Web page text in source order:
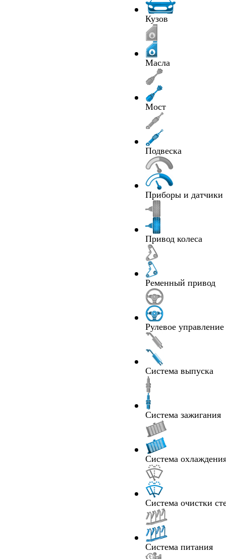
Кузов
Масла
Мост
Подвеска
Приборы и датчики
Привод колеса
Ременный привод
Рулевое управление
Система выпуска
Система зажигания
Система
Система очистки
Система питания